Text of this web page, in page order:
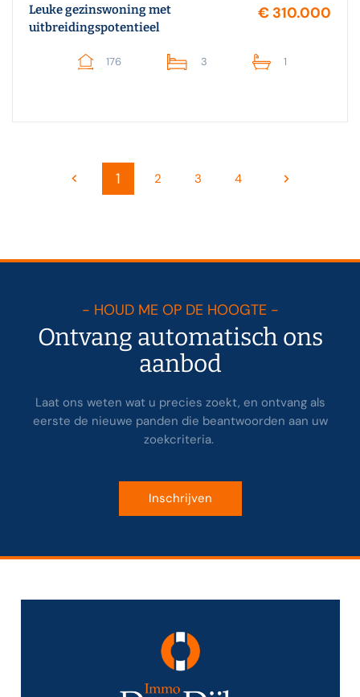
Leuke gezinswoning met
uitbreidingspotentieel
€ 310.000
176 3 1
1 2 3 4
- HOUD ME OP DE HOOGTE -
Ontvang automatisch ons
aanbod
Laat ons weten wat u precies zoekt, en ontvang als
eerste de nieuwe panden die beantwoorden aan uw
zoekcriteria.
Inschrijven